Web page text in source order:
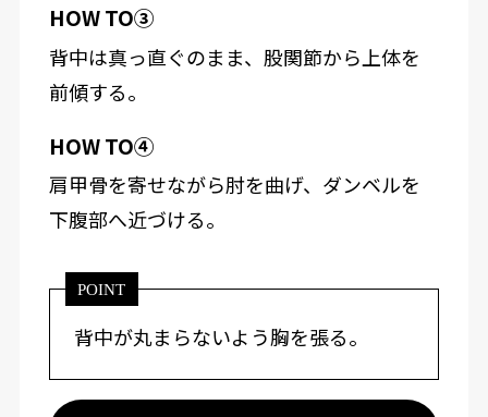
HOW TO③
背中は真っ直ぐのまま、股関節から上体を
前傾する。
HOW TO④
肩甲骨を寄せながら肘を曲げ、ダンベルを
下腹部へ近づける。
POINT
背中が丸まらないよう胸を張る。